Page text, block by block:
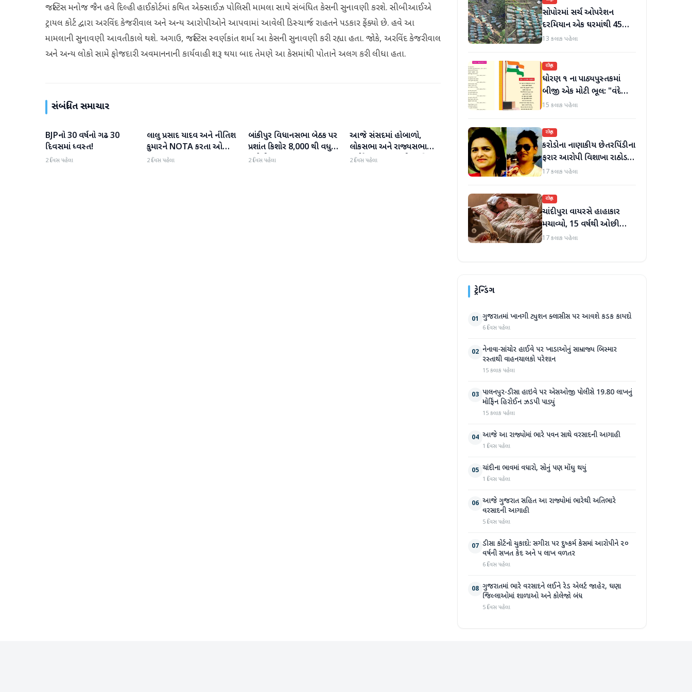
જસ્ટિસ મનોજ જૈન હવે દિલ્હી હાઈકોર્ટમાં કથિત એક્સાઈઝ પોલિસી મામલા સાથે સંબંધિત કેસની સુનાવણી કરશે. સીબીઆઈએ
ટ્રાયલ કોર્ટ દ્વારા અરવિંદ કેજરીવાલ અને અન્ય આરોપીઓને આપવામાં આવેલી ડિસ્ચાર્જ રાહતને પડકાર ફેંક્યો છે. હવે આ
મામલાની સુનાવણી આવતીકાલે થશે. અગાઉ, જસ્ટિસ સ્વર્ણકાંત શર્મા આ કેસની સુનાવણી કરી રહ્યા હતા. જોકે, અરવિંદ કેજરીવાલ
અને અન્ય લોકો સામે ફોજદારી અવમાનનાની કાર્યવાહી શરૂ થયા બાદ તેમણે આ કેસમાંથી પોતાને અલગ કરી લીધા હતા.
સંબંધિત સમાચાર
રાષ્ટ્રીય
BJPનો 30 વર્ષનો ગઢ 30
દિવસમાં ધ્વસ્ત!
2 દિવસ પહેલા
રાષ્ટ્રીય
લાલુ પ્રસાદ યાદવ અને નીતિશ
કુમારને NOTA કરતા ઓછા
મત મળ્યા
2 દિવસ પહેલા
રાષ્ટ્રીય
બાંકીપુર વિધાનસભા બેઠક પર
પ્રશાંત કિશોર 8,000 થી વધુ
મતોથી આગળ
2 દિવસ પહેલા
રાષ્ટ્રીય
આજે સંસદમાં હોબાળો,
લોકસભા અને રાજ્યસભા
બપોરે 2 વાગ્યા સુધી સ્થગિત
2 દિવસ પહેલા
સોપોરમાં સર્ચ ઓપરેશન
દરમિયાન એક ઘરમાંથી 45
ગોળા મળી આવ્યા
13 કલાક પહેલા
રાષ્ટ્રીય
ધોરણ ૧ ના પાઠ્યપુસ્તકમાં
બીજી એક મોટી ભૂલ: "વંદે
ઉત્કલ જનની" શબ્દો અને
આવ્યા
15 કલાક પહેલા
રાષ્ટ્રીય
કરોડોના નાણાકીય છેતરપિંડીના
ફરાર આરોપી વિશાખા રાઠોડને
યુએઈથી ભારત લાવવામાં
17 કલાક પહેલા
રાષ્ટ્રીય
ચાંદીપુરા વાયરસે હાહાકાર
મચાવ્યો, 15 વર્ષથી ઓછી
ઉંમરના 22 બાળકોના મોત
17 કલાક પહેલા
ટ્રેન્ડિંગ
01 ગુજરાતમાં ખાનગી ટ્યુશન ક્લાસીસ પર આવશે કડક કાયદો
6 દિવસ પહેલા
02 નેનાવા-સાંચોર હાઈવે પર ખાડાઓનું સામ્રાજ્ય બિસ્માર
રસ્તાથી વાહનચાલકો પરેશાન
15 કલાક પહેલા
03 પાલનપુર-ડીસા હાઇવે પર એસઓજી પોલીસે 19.80 લાખનું
મોર્ફિન હિરોઈન ઝડપી પાડ્યું
15 કલાક પહેલા
04 આજે આ રાજ્યોમાં ભારે પવન સાથે વરસાદની આગાહી
1 દિવસ પહેલા
05 ચાંદીના ભાવમાં વધારો, સોનું પણ મોંઘુ થયું
1 દિવસ પહેલા
06 આજે ગુજરાત સહિત આ રાજ્યોમાં ભારેથી અતિભારે
વરસાદની આગાહી
5 દિવસ પહેલા
07 ડીસા કોર્ટનો ચુકાદો: સગીરા પર દુષ્કર્મ કેસમાં આરોપીને ૨૦
વર્ષની સખત કેદ અને ૫ લાખ વળતર
6 દિવસ પહેલા
08 ગુજરાતમાં ભારે વરસાદને લઈને રેડ એલર્ટ જાહેર, ઘણા
જિલ્લાઓમાં શાળાઓ અને કોલેજો બંધ
5 દિવસ પહેલા